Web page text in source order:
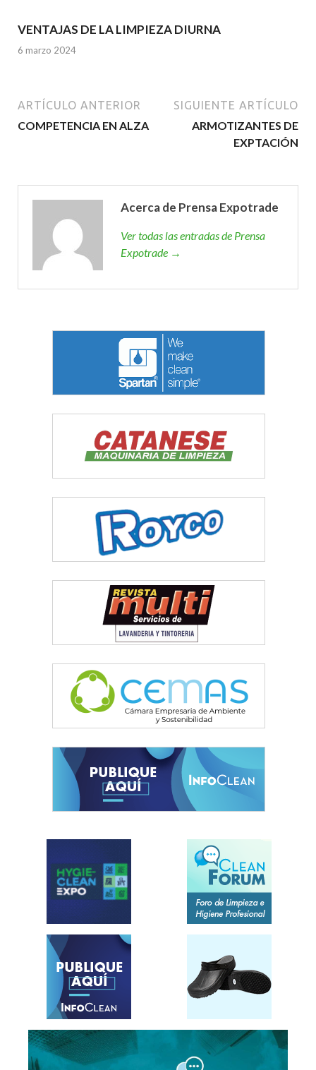
VENTAJAS DE LA LIMPIEZA DIURNA
6 marzo 2024
ARTÍCULO ANTERIOR
COMPETENCIA EN ALZA
SIGUIENTE ARTÍCULO
ARMOTIZANTES DE
EXPTACIÓN
Acerca de Prensa Expotrade
Ver todas las entradas de Prensa
Expotrade →